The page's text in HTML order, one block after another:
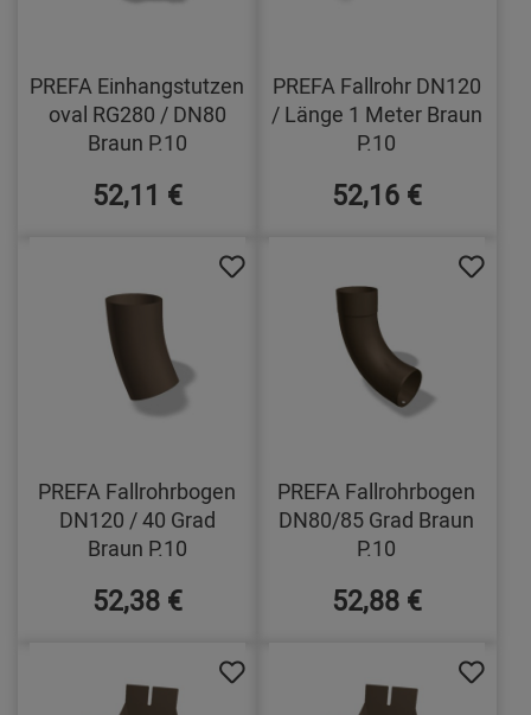
PREFA Einhangstutzen
oval RG280 / DN80
Braun P.10
52,11 €
PREFA Fallrohr DN120
/ Länge 1 Meter Braun
P.10
52,16 €
PREFA Fallrohrbogen
DN120 / 40 Grad
Braun P.10
52,38 €
PREFA Fallrohrbogen
DN80/85 Grad Braun
P.10
52,88 €